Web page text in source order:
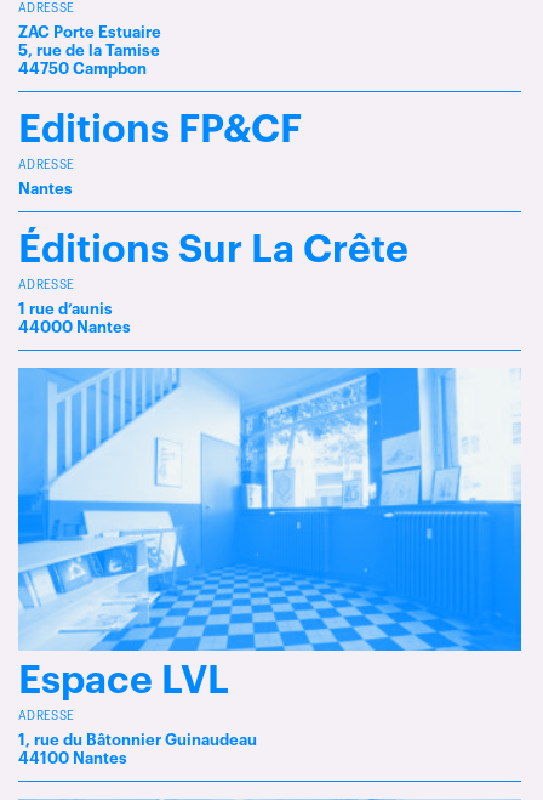
ADRESSE
ZAC Porte Estuaire
5, rue de la Tamise
44750 Campbon
Editions FP&CF
ADRESSE
Nantes
Éditions Sur La Crête
ADRESSE
1 rue d’aunis
44000 Nantes
Espace LVL
ADRESSE
1, rue du Bâtonnier Guinaudeau
44100 Nantes